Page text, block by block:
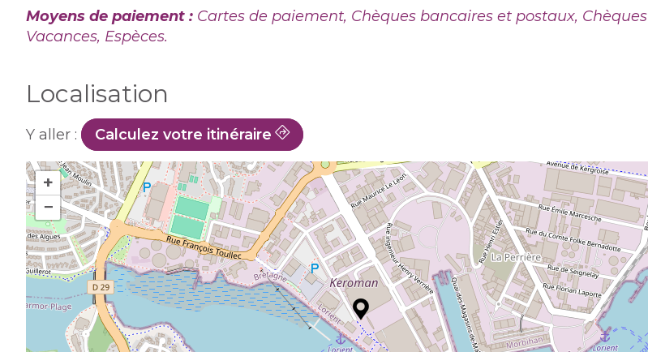
Moyens de paiement : Cartes de paiement, Chèques bancaires et postaux, Chèques
Vacances, Espèces.
Localisation
Y aller : Calculez votre itinéraire
+
−